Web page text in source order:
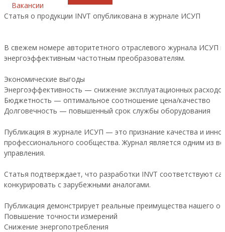
Вакансии
Статья о продукции INVT опубликована в журнале ИСУП
В свежем номере авторитетного отраслевого журнала
энергоэффективным частотным преобразователям.
Экономические выгоды
Энергоэффективность — снижение эксплуатационных
Бюджетность — оптимальное соотношение цена/качество
Долговечность — повышенный срок службы оборудования
Публикация в журнале ИСУП — это признание качества и
профессионального сообщества. Журнал является одним из
управления.
Статья подтверждает, что разработки INVT соответствуют
конкурировать с зарубежными аналогами.
Публикация демонстрирует реальные преимущества нашего
Повышение точности измерений
Снижение энергопотребления